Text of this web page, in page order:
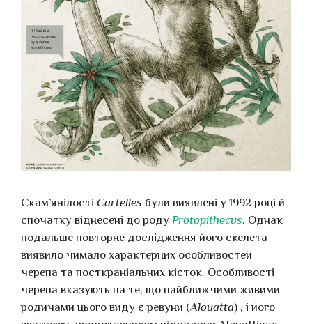
Скам’янілості Cartelles були виявлені у 1992 році й
спочатку віднесені до роду Protopithecus. Однак
подальше повторне дослідження його скелета
виявило чимало характерних особливостей
черепа та посткраніальних кісток. Особливості
черепа вказують на те, що найближчими живими
родичами цього виду є ревуни (Alouatta) , і його